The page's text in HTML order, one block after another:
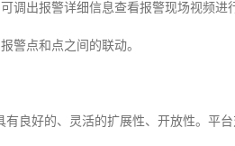
调出报警详细信息查看报警现场视频进
警点和点之间的联动。
良好的、灵活的扩展性、开放性。平